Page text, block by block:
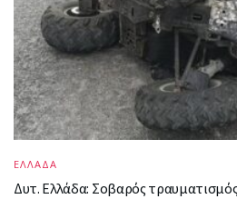
ΕΛΛΑΔΑ
Δυτ. Ελλάδα: Σοβαρός